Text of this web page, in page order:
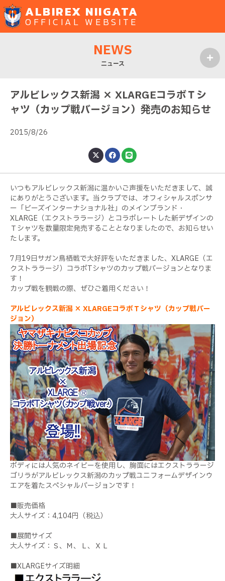
ALBIREX NIIGATA
OFFICIAL WEBSITE
NEWS
ニュース
アルビレックス新潟 × XLARGEコラボＴシ
ャツ（カップ戦バージョン）発売のお知らせ
2015/8/26
いつもアルビレックス新潟に温かいご声援をいただきまして、誠
にありがとうございます。当クラブでは、オフィシャルスポンサ
ー「ビーズインターナショナル社」のメインブランド・
XLARGE（エクストララージ）とコラボレートした新デザインの
Ｔシャツを数量限定発売することとなりましたので、お知らせい
たします。
7月19日サガン鳥栖戦で大好評をいただきました、XLARGE（エ
クストララージ）コラボTシャツのカップ戦バージョンとなりま
す！
カップ戦を観戦の際、ぜひご着用ください！
アルビレックス新潟 × XLARGEコラボＴシャツ（カップ戦バー
ジョン）
ボディには人気のネイビーを使用し、胸面にはエクストララージ
ゴリラがアルビレックス新潟のカップ戦ユニフォームデザインウ
エアを着たスペシャルバージョンです！
■販売価格
大人サイズ：4,104円（税込）
■展開サイズ
大人サイズ：Ｓ、Ｍ、Ｌ、ＸＬ
■XLARGEサイズ明細